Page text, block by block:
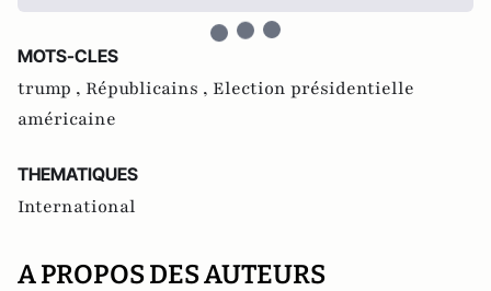
MOTS-CLES
trump , Républicains , Election présidentielle
américaine
THEMATIQUES
International
A PROPOS DES AUTEURS